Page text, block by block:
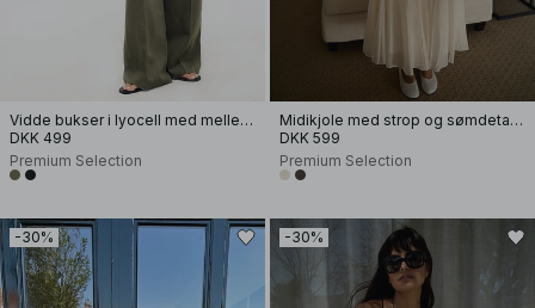
Vidde bukser i lyocell med mellemhøj talje
DKK 499
Premium Selection
Midikjole med strop og sømdetalje
DKK 599
Premium Selection
-30% -30%